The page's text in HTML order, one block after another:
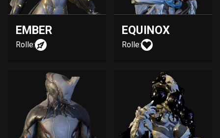
EMBER
Rolle:
EQUINOX
Rolle: